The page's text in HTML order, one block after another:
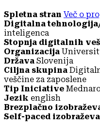
Spletna stran Več o
Digitalna
inteligenca
Stopnja digitalnih
Organizacija
Država Slovenija
Ciljna skupina
veščine za zaposlene
Tip Iniciative
Jezik english
Brezplačno
Self-paced